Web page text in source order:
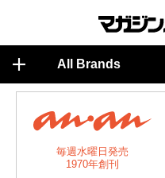
All Brands
毎週水曜日発売
1970年創刊